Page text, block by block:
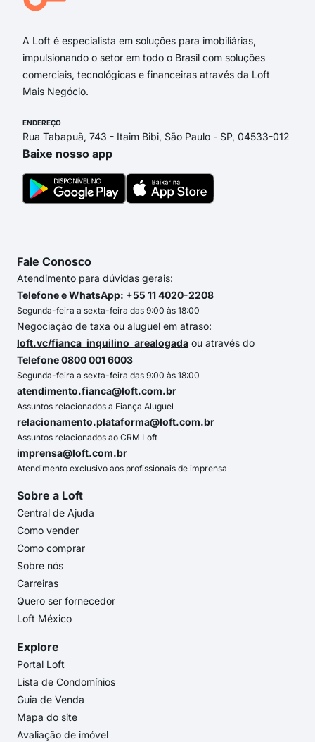
A Loft é especialista em soluções para imobiliárias,
impulsionando o setor em todo o Brasil com soluções
comerciais, tecnológicas e financeiras através da Loft
Mais Negócio.
ENDEREÇO
Rua Tabapuã, 743 - Itaim Bibi, São Paulo - SP, 04533-012
Baixe nosso app
Fale Conosco
Atendimento para dúvidas gerais:
Telefone e WhatsApp: +55 11 4020-2208
Segunda-feira a sexta-feira das 9:00 às 18:00
Negociação de taxa ou aluguel em atraso:
loft.vc/fianca_inquilino_arealogada ou através do
Telefone 0800 001 6003
Segunda-feira a sexta-feira das 9:00 às 18:00
atendimento.fianca@loft.com.br
Assuntos relacionados a Fiança Aluguel
relacionamento.plataforma@loft.com.br
Assuntos relacionados ao CRM Loft
imprensa@loft.com.br
Atendimento exclusivo aos profissionais de imprensa
Sobre a Loft
Central de Ajuda
Como vender
Como comprar
Sobre nós
Carreiras
Quero ser fornecedor
Loft México
Explore
Portal Loft
Lista de Condomínios
Guia de Venda
Mapa do site
Avaliação de imóvel